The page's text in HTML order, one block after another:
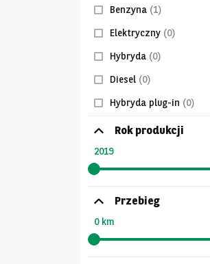
Benzyna (1)
Elektryczny (0)
Hybryda (0)
Diesel (0)
Hybryda plug-in (0)
Rok produkcji
2019
Przebieg
0 km